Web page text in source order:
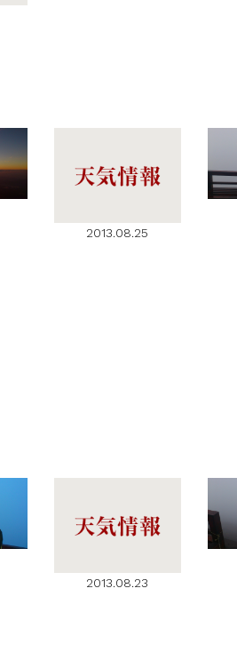
2013.08.25
2013.08.23